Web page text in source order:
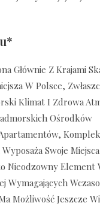
Głównie Z Krajami
W Polsce,
Klimat I Zdrowa
Ośrodków
Swoje
Nieodzowny Element
Wymagających
Możliwość Jeszcze